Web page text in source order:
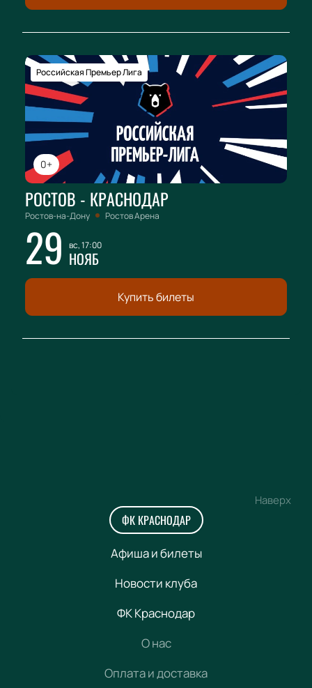
0+
Российская Премьер Лига
РОСТОВ - КРАСНОДАР
Ростов-на-Дону Ростов Арена
29 вс, 17:00
НОЯБ
Купить билеты
Наверх
ФК КРАСНОДАР
Афиша и билеты
Новости клуба
ФК Краснодар
О нас
Оплата и доставка